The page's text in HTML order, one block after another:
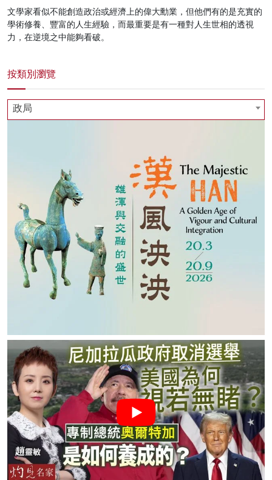
文學家看似不能創造政治或經濟上的偉大勳業，但他們有的是充實的
學術修養、豐富的人生經驗，而最重要是有一種對人生世相的透視
力，在逆境之中能夠看破。
按類別瀏覽
政局